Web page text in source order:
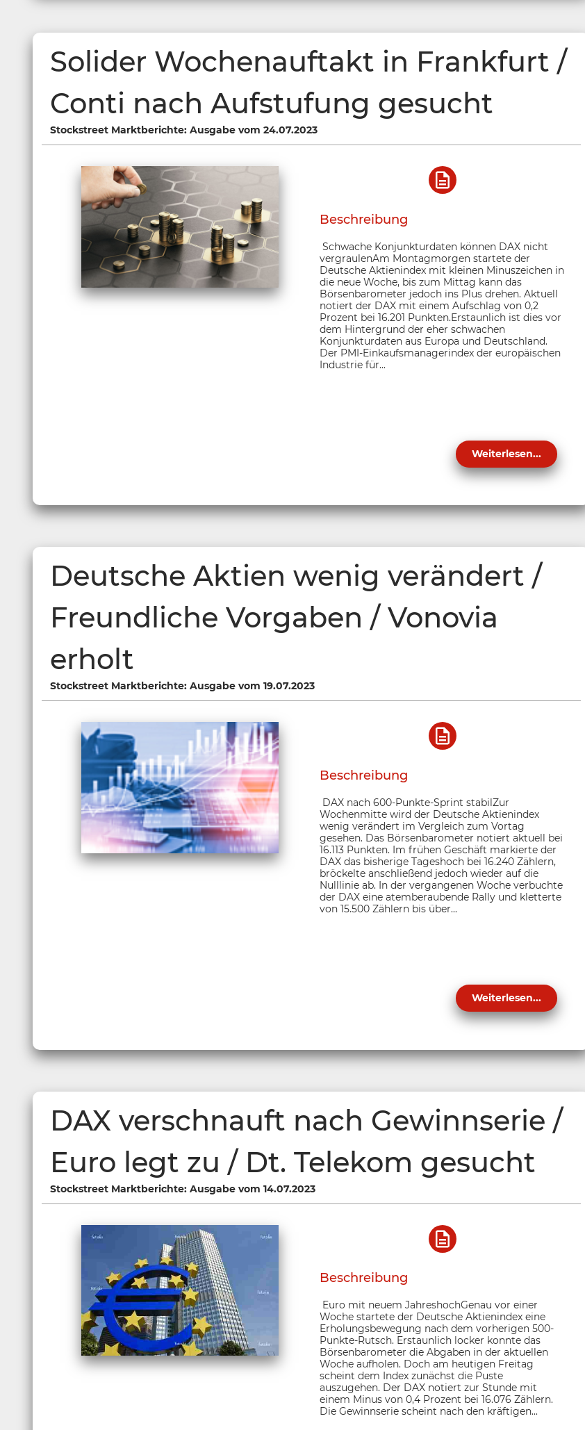
Solider Wochenauftakt in Frankfurt /
Conti nach Aufstufung gesucht
Stockstreet Marktberichte: Ausgabe vom 24.07.2023
Beschreibung
Schwache Konjunkturdaten können DAX nicht
vergraulenAm Montagmorgen startete der
Deutsche Aktienindex mit kleinen Minuszeichen in
die neue Woche, bis zum Mittag kann das
Börsenbarometer jedoch ins Plus drehen. Aktuell
notiert der DAX mit einem Aufschlag von 0,2
Prozent bei 16.201 Punkten.Erstaunlich ist dies vor
dem Hintergrund der eher schwachen
Konjunkturdaten aus Europa und Deutschland.
Der PMI-Einkaufsmanagerindex der europäischen
Industrie für...
Weiterlesen...
Deutsche Aktien wenig verändert /
Freundliche Vorgaben / Vonovia
erholt
Stockstreet Marktberichte: Ausgabe vom 19.07.2023
Beschreibung
DAX nach 600-Punkte-Sprint stabilZur
Wochenmitte wird der Deutsche Aktienindex
wenig verändert im Vergleich zum Vortag
gesehen. Das Börsenbarometer notiert aktuell bei
16.113 Punkten. Im frühen Geschäft markierte der
DAX das bisherige Tageshoch bei 16.240 Zählern,
bröckelte anschließend jedoch wieder auf die
Nulllinie ab. In der vergangenen Woche verbuchte
der DAX eine atemberaubende Rally und kletterte
von 15.500 Zählern bis über...
Weiterlesen...
DAX verschnauft nach Gewinnserie /
Euro legt zu / Dt. Telekom gesucht
Stockstreet Marktberichte: Ausgabe vom 14.07.2023
Beschreibung
Euro mit neuem JahreshochGenau vor einer
Woche startete der Deutsche Aktienindex eine
Erholungsbewegung nach dem vorherigen 500-
Punkte-Rutsch. Erstaunlich locker konnte das
Börsenbarometer die Abgaben in der aktuellen
Woche aufholen. Doch am heutigen Freitag
scheint dem Index zunächst die Puste
auszugehen. Der DAX notiert zur Stunde mit
einem Minus von 0,4 Prozent bei 16.076 Zählern.
Die Gewinnserie scheint nach den kräftigen...